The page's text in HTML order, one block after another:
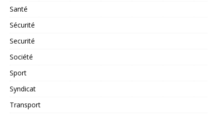
Santé
Sécurité
Securité
Société
Sport
Syndicat
Transport